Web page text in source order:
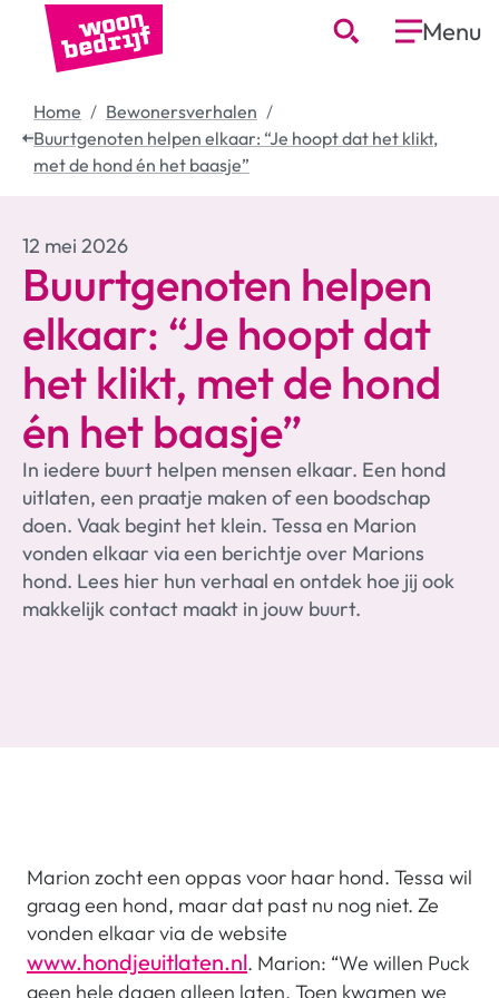
Menu
Home
Bewonersverhalen
Buurtgenoten helpen elkaar: “Je hoopt dat het klikt,
met de hond én het baasje”
12 mei 2026
Buurtgenoten helpen
elkaar: “Je hoopt dat
het klikt, met de hond
én het baasje”
In iedere buurt helpen mensen elkaar. Een hond
uitlaten, een praatje maken of een boodschap
doen. Vaak begint het klein. Tessa en Marion
vonden elkaar via een berichtje over Marions
hond. Lees hier hun verhaal en ontdek hoe jij ook
makkelijk contact maakt in jouw buurt.
Marion zocht een oppas voor haar hond. Tessa wil
graag een hond, maar dat past nu nog niet. Ze
vonden elkaar via de website
www.hondjeuitlaten.nl. Marion: “We willen Puck
geen hele dagen alleen laten. Toen kwamen we